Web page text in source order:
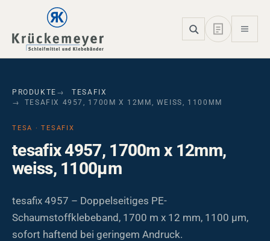
Skip to main navigation
Skip to main content
Skip to page footer
PRODUKTE
TESAFIX
TESAFIX 4957, 1700M X 12MM, WEISS, 1100ΜM
TESA · TESAFIX
tesafix 4957, 1700m x 12mm,
weiss, 1100µm
tesafix 4957 – Doppelseitiges PE-
Schaumstoffklebeband, 1700 m x 12 mm, 1100 µm,
sofort haftend bei geringem Andruck.